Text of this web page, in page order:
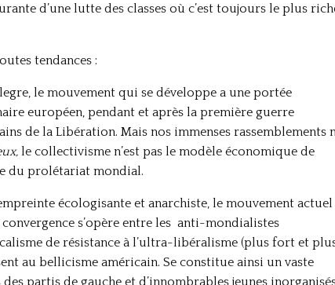
d’une lutte des classes où c’est toujours le plus
tendances :
le mouvement qui se développe a une portée
européen, pendant et après la première guerre
de la Libération. Mais nos immenses rassemblements
le collectivisme n’est pas le modèle économique de
du prolétariat mondial.
écologisante et anarchiste, le mouvement actuel
s’opère entre les anti-mondialistes
de résistance à l’ultra-libéralisme (plus fort et
au bellicisme américain. Se constitue ainsi un vaste
partis de gauche et d’innombrables jeunes